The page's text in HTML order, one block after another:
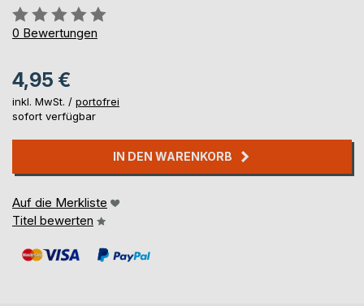
Bewertung::
0%
0 Bewertungen
4,95 €
inkl. MwSt. / portofrei
sofort verfügbar
IN DEN WARENKORB
Auf die Merkliste
Titel bewerten